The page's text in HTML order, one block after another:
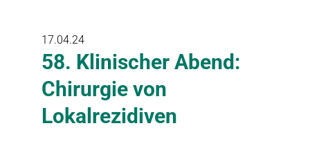
17.04.24
58. Klinischer Abend:
Chirurgie von
Lokalrezidiven